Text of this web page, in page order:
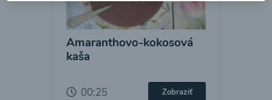
Amaranthovo-kokosová
kaša
00:25 Zobraziť